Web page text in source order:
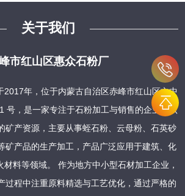
关于我们
市红山区惠众石粉厂
2017年，位于内蒙古自治区赤峰市红山区文中
号，是一家专注于石粉加工与销售的企业。该
矿产资源，主要从事蛭石粉、云母粉、石英砂
矿产品的生产加工，产品广泛应用于建筑、化
材料等领域。 作为地方中小型石材加工企业，
过程中注重原料精选与工艺优化，通过严格的